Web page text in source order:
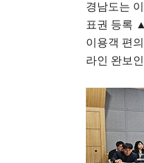
경남도는
표권 등록 ▲
이용객 편
라인 완보